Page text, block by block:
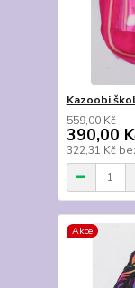
Kazoobi
559,00 Kč
390,00
322,31 Kč
Akce